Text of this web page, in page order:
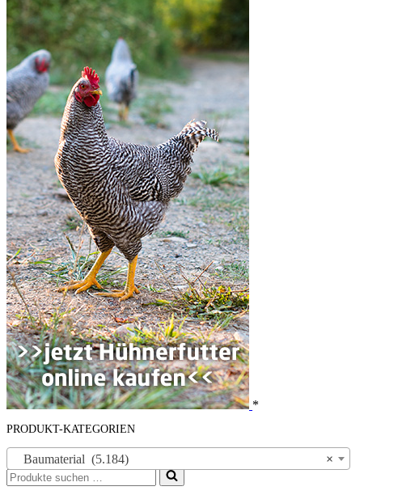
*
PRODUKT-KATEGORIEN
×
Baumaterial (5.184)
Suchen
nach …